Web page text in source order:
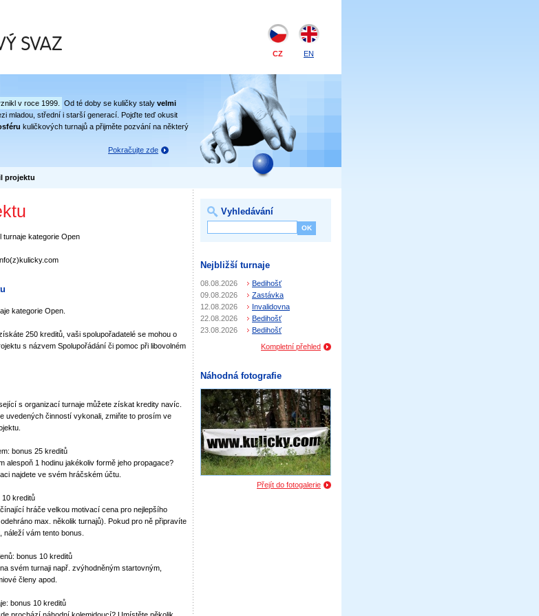
CZ EN
v roce 1999. Od té doby se kuličky staly velmi
mladou, střední i starší generací. Pojďte teď okusit
kuličkových turnajů a přijměte pozvání na některý
Pokračujte zde
projektu
turnaje kategorie Open
kategorie Open.
250 kreditů, vaši spolupořadatelé se mohou o
s názvem Spolupořádání či pomoc při libovolném
s organizací turnaje můžete získat kredity navíc.
uvedených činností vykonali, zmiňte to prosím ve
bonus 25 kreditů
alespoň 1 hodinu jakékoliv formě jeho propagace?
najdete ve svém hráčském účtu.
10 kreditů
hráče velkou motivací cena pro nejlepšího
max. několik turnajů). Pokud pro ně připravíte
vám tento bonus.
bonus 10 kreditů
svém turnaji např. zvýhodněným startovným,
členy apod.
bonus 10 kreditů
Vyhledávání
Nejbližší turnaje
08.08.2026
Bedihošť
09.08.2026
Zastávka
12.08.2026
Invalidovna
22.08.2026
Bedihošť
23.08.2026
Bedihošť
Kompletní přehled
Náhodná fotografie
Přejít do fotogalerie